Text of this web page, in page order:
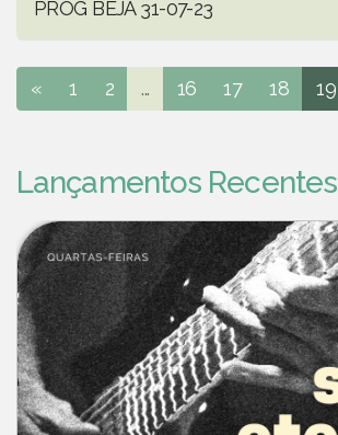
PROG BEJA 31-07-23
« 1 2 ... 16 17 18 19
Lançamentos Recentes